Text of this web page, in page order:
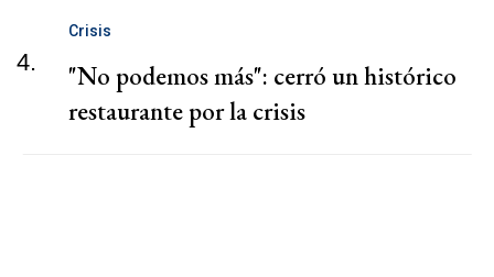
4.
Crisis
"No podemos más": cerró un histórico
restaurante por la crisis